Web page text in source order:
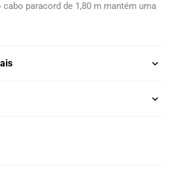
paracord de 1,80 m mantém uma